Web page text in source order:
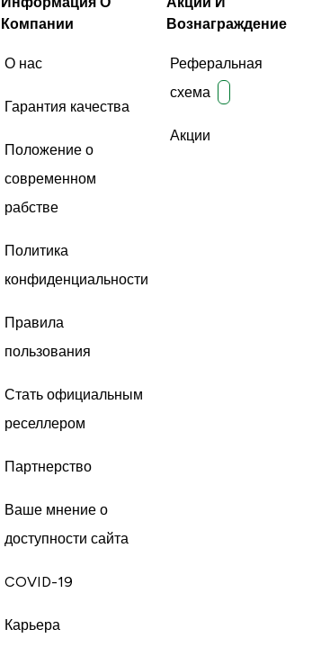
Компании
О нас
Гарантия качества
Положение о
современном
рабстве
Политика
конфиденциальности
Правила
пользования
Стать официальным
реселлером
Партнерство
Ваше мнение о
доступности сайта
COVID-19
Карьера
Вознаграждение
Реферальная
схема
Акции